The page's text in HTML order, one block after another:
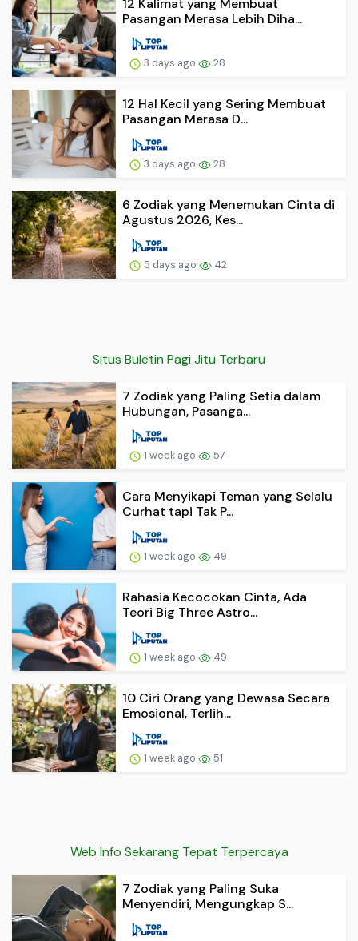
Pasangan Merasa Lebih Diha...
3 days ago 28
12 Hal Kecil yang Sering Membuat
Pasangan Merasa D...
3 days ago 28
6 Zodiak yang Menemukan Cinta di
Agustus 2026, Kes...
5 days ago 42
Situs Buletin Pagi Jitu Terbaru
7 Zodiak yang Paling Setia dalam
Hubungan, Pasanga...
1 week ago 57
Cara Menyikapi Teman yang Selalu
Curhat tapi Tak P...
1 week ago 49
Rahasia Kecocokan Cinta, Ada
Teori Big Three Astro...
1 week ago 49
10 Ciri Orang yang Dewasa Secara
Emosional, Terlih...
1 week ago 51
Web Info Sekarang Tepat Terpercaya
7 Zodiak yang Paling Suka
Menyendiri, Mengungkap S...